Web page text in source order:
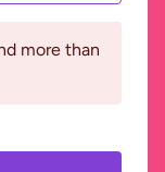
more than